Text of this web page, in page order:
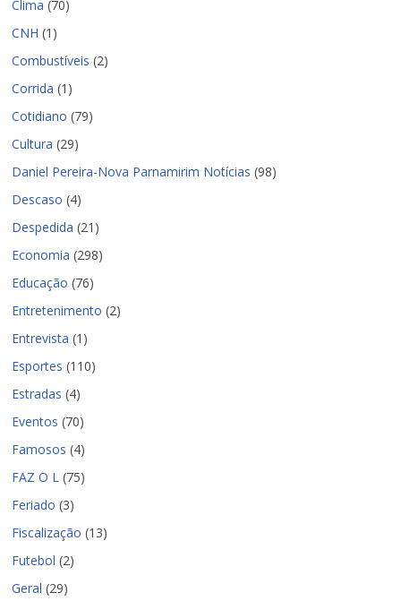
Clima (70)
CNH (1)
Combustíveis (2)
Corrida (1)
Cotidiano (79)
Cultura (29)
Daniel Pereira-Nova Parnamirim Notícias (98)
Descaso (4)
Despedida (21)
Economia (298)
Educação (76)
Entretenimento (2)
Entrevista (1)
Esportes (110)
Estradas (4)
Eventos (70)
Famosos (4)
FAZ O L (75)
Feriado (3)
Fiscalização (13)
Futebol (2)
Geral (29)